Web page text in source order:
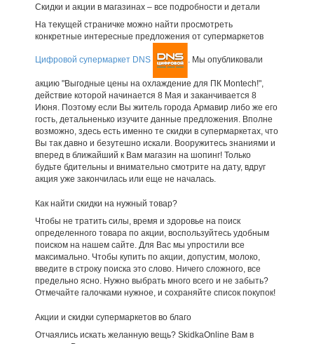
Скидки и акции в магазинах – все подробности и детали
На текущей страничке можно найти просмотреть
конкретные интересные предложения от супермаркетов
Цифровой супермаркет DNS . Мы опубликовали
акцию "Выгодные цены на охлаждение для ПК Montech!",
действие которой начинается 8 Мая и заканчивается 8
Июня. Поэтому если Вы житель города Армавир либо же его
гость, детальненько изучите данные предложения. Вполне
возможно, здесь есть именно те скидки в супермаркетах, что
Вы так давно и безутешно искали. Вооружитесь знаниями и
вперед в ближайший к Вам магазин на шопинг! Только
будьте бдительны и внимательно смотрите на дату, вдруг
акция уже закончилась или еще не началась.
Как найти скидки на нужный товар?
Чтобы не тратить силы, время и здоровье на поиск
определенного товара по акции, воспользуйтесь удобным
поиском на нашем сайте. Для Вас мы упростили все
максимально. Чтобы купить по акции, допустим, молоко,
введите в строку поиска это слово. Ничего сложного, все
предельно ясно. Нужно выбрать много всего и не забыть?
Отмечайте галочками нужное, и сохраняйте список покупок!
Акции и скидки супермаркетов во благо
Отчаялись искать желанную вещь? SkidkaOnline Вам в